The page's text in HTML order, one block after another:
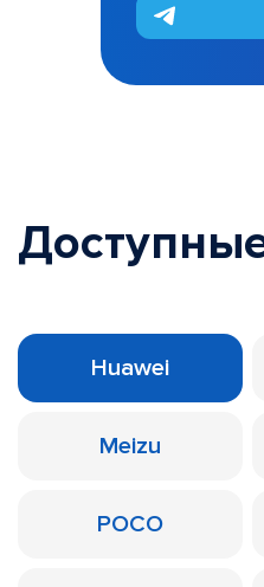
Huawei
Meizu
POCO